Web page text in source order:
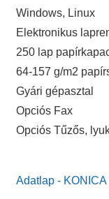
Windows, Linux
Elektronikus
250 lap
64-157 g/m2
Gyári gépasztal
Opciós Fax
Opciós Tűzős,
Adatlap -